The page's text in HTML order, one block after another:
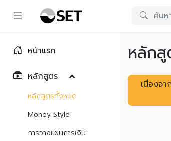
หน้าแรก
หลักสูตร
หลักสูตรทั้งหมด
Money Style
การวางแผนการเงิน
หลักสู
เนื่องจ